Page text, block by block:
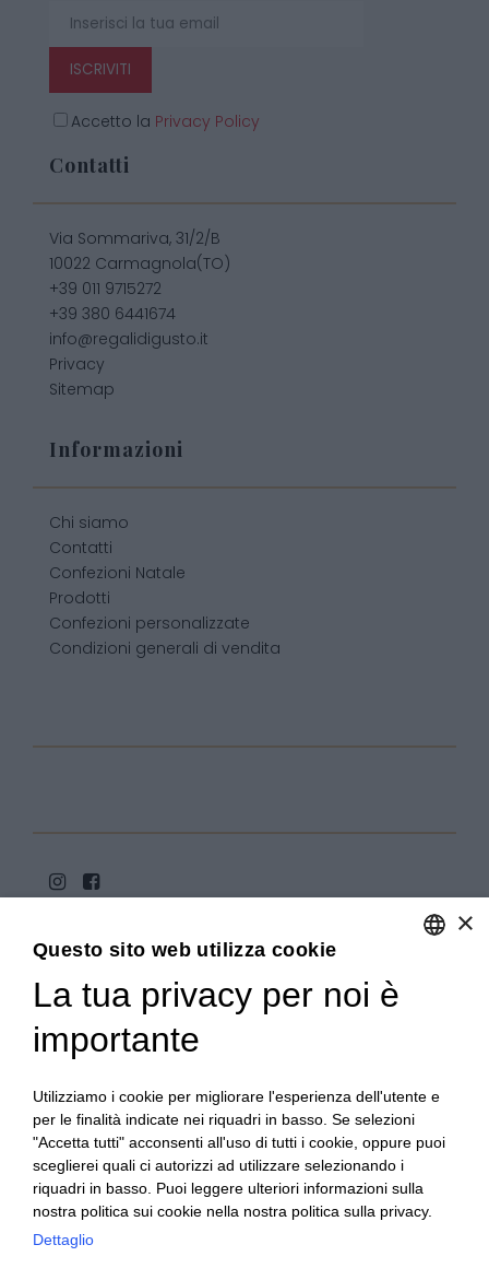
ISCRIVITI
Accetto la Privacy Policy
Contatti
Via Sommariva, 31/2/B
10022 Carmagnola(TO)
+39 011 9715272
+39 380 6441674
info@regalidigusto.it
Privacy
Sitemap
Informazioni
Chi siamo
Contatti
Confezioni Natale
Prodotti
Confezioni personalizzate
Condizioni generali di vendita
Copyright 2020© Regali Digusto è un marchio di Olio
10022 Carmagnola (TO) - PIVA 07980320019
Creato da:etinet.it
×
Questo sito web utilizza cookie
La tua privacy per noi è
importante
Utilizziamo i cookie per migliorare l'esperienza dell'utente e
per le finalità indicate nei riquadri in basso. Se selezioni
"Accetta tutti" acconsenti all'uso di tutti i cookie, oppure puoi
sceglierei quali ci autorizzi ad utilizzare selezionando i
riquadri in basso. Puoi leggere ulteriori informazioni sulla
nostra politica sui cookie nella nostra politica sulla privacy.
Dettaglio